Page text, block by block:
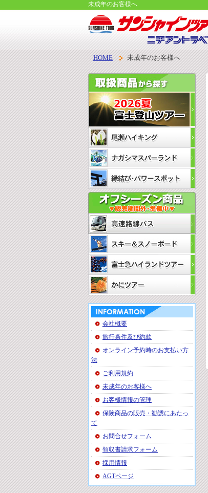
未成年のお客様へ
HOME 未成年のお客様へ
会社概要
旅行条件及び約款
オンライン予約時のお支払い方
法
ご利用規約
未成年のお客様へ
お客様情報の管理
保険商品の販売・勧誘にあたっ
て
お問合せフォーム
領収書請求フォーム
採用情報
AGTページ